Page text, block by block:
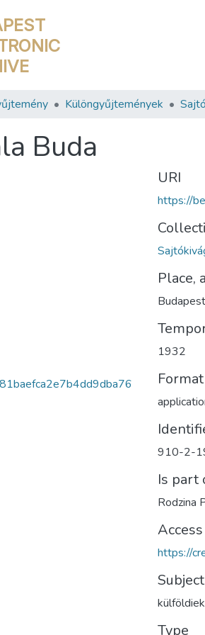
Különgyűjtemények
Buda
URI
https://
Place,
Budapest
1932
Format
910-2-
Is part
Rodzina
https://
Subject
külföldiek
Type